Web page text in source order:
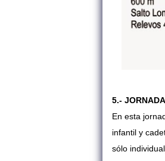
5.-
En esta
infantil y
sólo